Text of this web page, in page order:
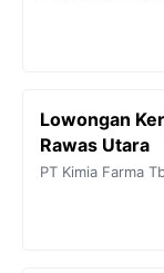
Lowongan
Rawas Utara
PT Kimia Farma